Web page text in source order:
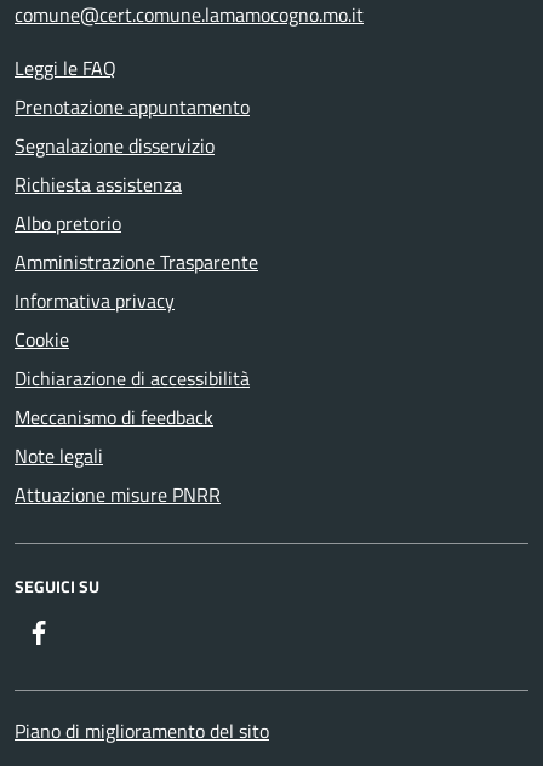
comune@cert.comune.lamamocogno.mo.it
Leggi le FAQ
Prenotazione appuntamento
Segnalazione disservizio
Richiesta assistenza
Albo pretorio
Amministrazione Trasparente
Informativa privacy
Cookie
Dichiarazione di accessibilità
Meccanismo di feedback
Note legali
Attuazione misure PNRR
SEGUICI SU
Piano di miglioramento del sito